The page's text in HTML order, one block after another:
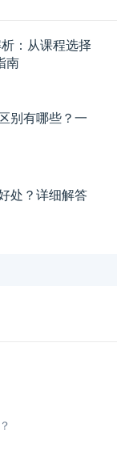
：从课程选择
南
别有哪些？一
处？详细解答